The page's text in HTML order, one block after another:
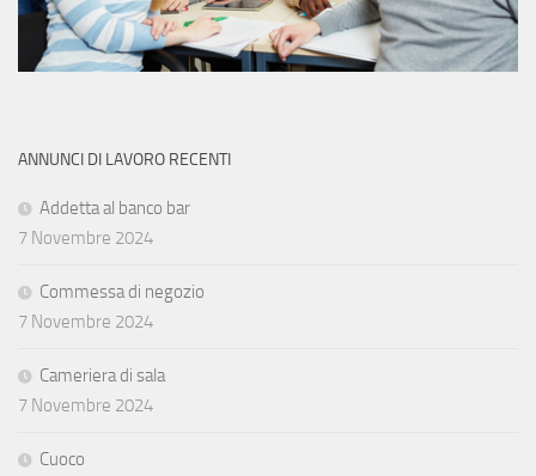
ANNUNCI DI LAVORO RECENTI
Addetta al banco bar
7 Novembre 2024
Commessa di negozio
7 Novembre 2024
Cameriera di sala
7 Novembre 2024
Cuoco